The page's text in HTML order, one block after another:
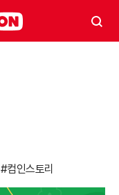
#컴인스토리